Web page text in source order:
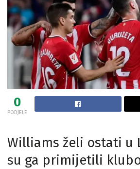
0
PODJELE
Williams želi ostati u
su ga primijetili